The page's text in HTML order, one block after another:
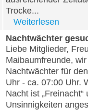
Trocke...
Weiterlesen
Nachtwächter
Liebe Mitglieder,
Maibaumfreunde,
Nachtwächter für
Uhr - ca. 07:00 Uhr.
Nacht ist
Unsinnigkeiten